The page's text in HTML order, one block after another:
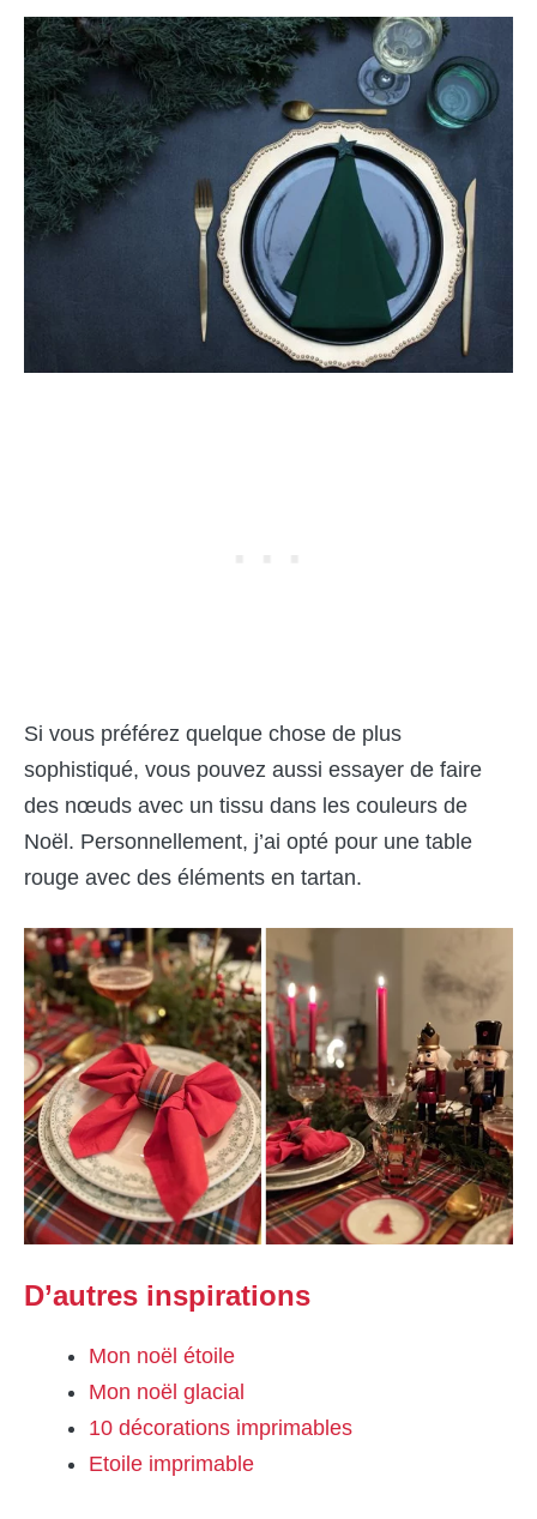
Si vous préférez quelque chose de plus
sophistiqué, vous pouvez aussi essayer de faire
des nœuds avec un tissu dans les couleurs de
Noël. Personnellement, j’ai opté pour une table
rouge avec des éléments en tartan.
D’autres inspirations
Mon noël étoile
Mon noël glacial
10 décorations imprimables
Etoile imprimable